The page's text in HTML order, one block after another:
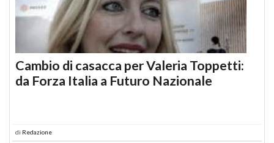
Cambio di casacca per Valeria Toppetti:
da Forza Italia a Futuro Nazionale
di Redazione